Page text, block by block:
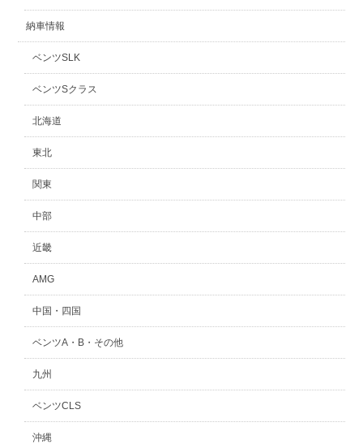
納車情報
ベンツSLK
ベンツSクラス
北海道
東北
関東
中部
近畿
AMG
中国・四国
ベンツA・B・その他
九州
ベンツCLS
沖縄